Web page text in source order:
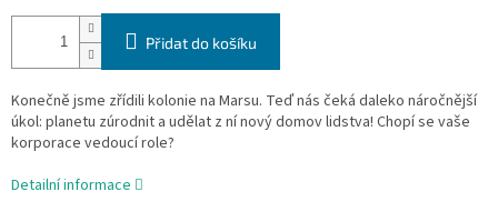
Přidat do košíku
Konečně jsme zřídili kolonie na Marsu. Teď nás čeká daleko náročnější
úkol: planetu zúrodnit a udělat z ní nový domov lidstva! Chopí se vaše
korporace vedoucí role?
Detailní informace